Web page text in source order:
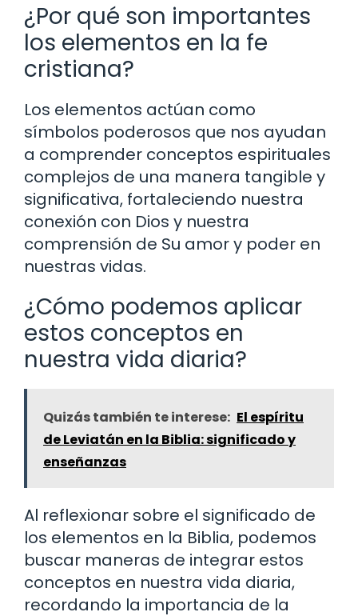
¿Por qué son importantes
los elementos en la fe
cristiana?
Los elementos actúan como
símbolos poderosos que nos ayudan
a comprender conceptos espirituales
complejos de una manera tangible y
significativa, fortaleciendo nuestra
conexión con Dios y nuestra
comprensión de Su amor y poder en
nuestras vidas.
¿Cómo podemos aplicar
estos conceptos en
nuestra vida diaria?
Quizás también te interese: El espíritu
de Leviatán en la Biblia: significado y
enseñanzas
Al reflexionar sobre el significado de
los elementos en la Biblia, podemos
buscar maneras de integrar estos
conceptos en nuestra vida diaria,
recordando la importancia de la